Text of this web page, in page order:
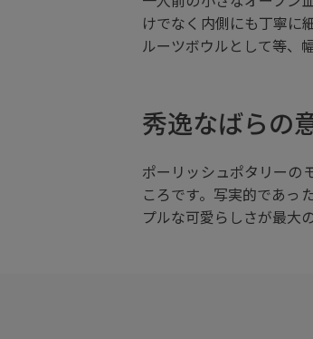
けでなく内側にも丁寧に
ルーツボウルとして等、
秀逸なばらの
ポーリッシュポタリーの
ころです。写実的であっ
プルな可愛らしさが最大